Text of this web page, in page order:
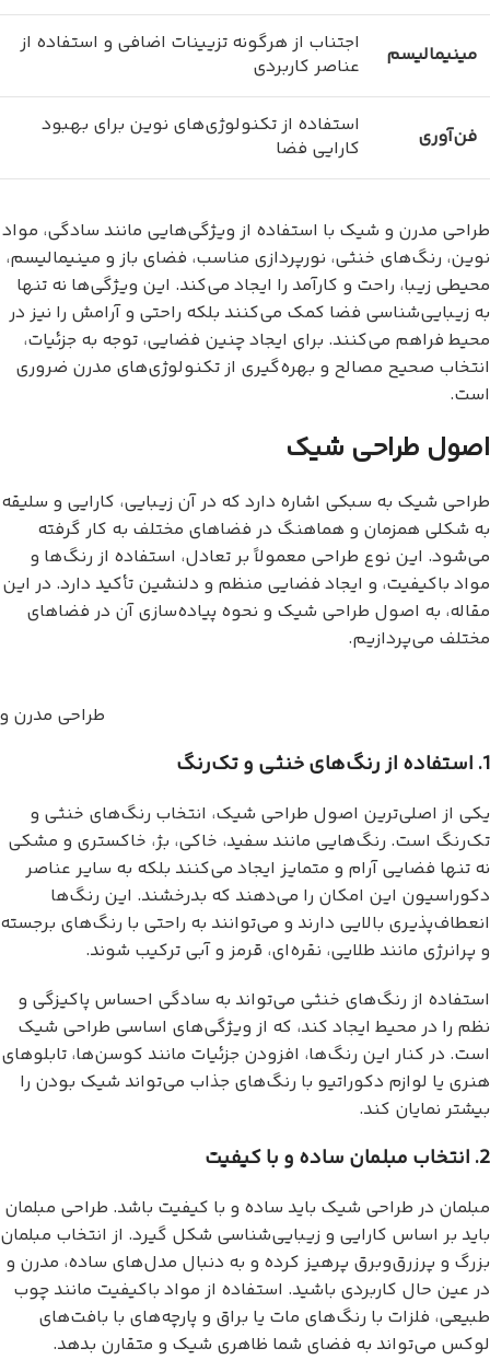
مینیمالیسم
اجتناب از هرگونه تزیینات اضافی و استفاده از
عناصر کاربردی
فن‌آوری
استفاده از تکنولوژی‌های نوین برای بهبود
کارایی فضا
طراحی مدرن و شیک با استفاده از ویژگی‌هایی مانند سادگی، مواد
نوین، رنگ‌های خنثی، نورپردازی مناسب، فضای باز و مینیمالیسم،
محیطی زیبا، راحت و کارآمد را ایجاد می‌کند. این ویژگی‌ها نه تنها
به زیبایی‌شناسی فضا کمک می‌کنند بلکه راحتی و آرامش را نیز در
محیط فراهم می‌کنند. برای ایجاد چنین فضایی، توجه به جزئیات،
انتخاب صحیح مصالح و بهره‌گیری از تکنولوژی‌های مدرن ضروری
است.
اصول طراحی شیک
طراحی شیک به سبکی اشاره دارد که در آن زیبایی، کارایی و سلیقه
به شکلی همزمان و هماهنگ در فضاهای مختلف به کار گرفته
می‌شود. این نوع طراحی معمولاً بر تعادل، استفاده از رنگ‌ها و
مواد باکیفیت، و ایجاد فضایی منظم و دلنشین تأکید دارد. در این
مقاله، به اصول طراحی شیک و نحوه پیاده‌سازی آن در فضاهای
مختلف می‌پردازیم.
طراحی مدرن
1. استفاده از رنگ‌های خنثی و تک‌رنگ
یکی از اصلی‌ترین اصول طراحی شیک، انتخاب رنگ‌های خنثی و
تک‌رنگ است. رنگ‌هایی مانند سفید، خاکی، بژ، خاکستری و مشکی
نه تنها فضایی آرام و متمایز ایجاد می‌کنند بلکه به سایر عناصر
دکوراسیون این امکان را می‌دهند که بدرخشند. این رنگ‌ها
انعطاف‌پذیری بالایی دارند و می‌توانند به راحتی با رنگ‌های برجسته
و پرانرژی مانند طلایی، نقره‌ای، قرمز و آبی ترکیب شوند.
استفاده از رنگ‌های خنثی می‌تواند به سادگی احساس پاکیزگی و
نظم را در محیط ایجاد کند، که از ویژگی‌های اساسی طراحی شیک
است. در کنار این رنگ‌ها، افزودن جزئیات مانند کوسن‌ها، تابلوهای
هنری یا لوازم دکوراتیو با رنگ‌های جذاب می‌تواند شیک بودن را
بیشتر نمایان کند.
2. انتخاب مبلمان ساده و با کیفیت
مبلمان در طراحی شیک باید ساده و با کیفیت باشد. طراحی مبلمان
باید بر اساس کارایی و زیبایی‌شناسی شکل گیرد. از انتخاب مبلمان
بزرگ و پرزرق‌وبرق پرهیز کرده و به دنبال مدل‌های ساده، مدرن و
در عین حال کاربردی باشید. استفاده از مواد باکیفیت مانند چوب
طبیعی، فلزات با رنگ‌های مات یا براق و پارچه‌های با بافت‌های
لوکس می‌تواند به فضای شما ظاهری شیک و متقارن بدهد.